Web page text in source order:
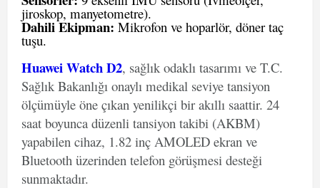
jiroskop, manyetometre).
Dahili Ekipman: Mikrofon ve hoparlör, döner taç
tuşu.
Huawei Watch D2, sağlık odaklı tasarımı ve T.C.
Sağlık Bakanlığı onaylı medikal seviye tansiyon
ölçümüyle öne çıkan yenilikçi bir akıllı saattir. 24
saat boyunca düzenli tansiyon takibi (AKBM)
yapabilen cihaz, 1.82 inç AMOLED ekran ve
Bluetooth üzerinden telefon görüşmesi desteği
sunmaktadır.